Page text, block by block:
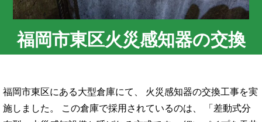
福岡市東区火災感知器の交換
福岡市東区にある大型倉庫にて、 火災感知器の交換工事を実
施しました。 この倉庫で採用されているのは、 「差動式分